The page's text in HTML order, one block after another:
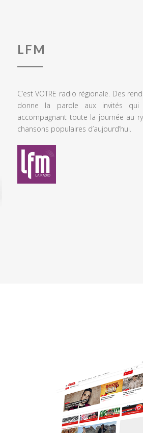
LFM
C’est VOTRE radio régionale. Des
donne la parole aux invités
accompagnant toute la journée au
chansons populaires d’aujourd’hui.